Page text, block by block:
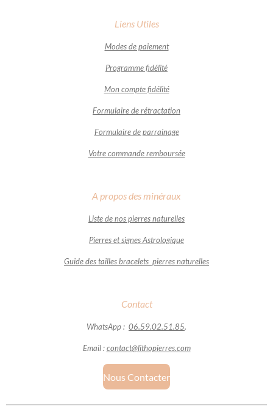
Liens Utiles
Modes de paiement
Programme fidélité
Mon compte fidélité
Formulaire de rétractation
Formulaire de parrainage
Votre commande remboursée
A propos des minéraux
Liste de nos pierres naturelles
Pierres et signes Astrologique
Guide des tailles bracelets pierres naturelles
Contact
WhatsApp : 06.59.02.51.85.
Email :contact@lithopierres.com
Nous Contacter